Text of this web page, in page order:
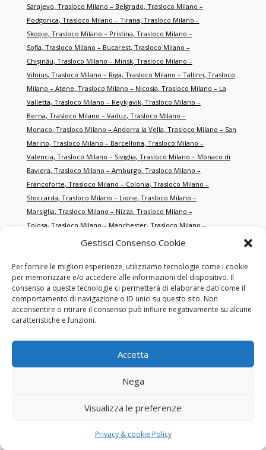
Gestisci Consenso Cookie
Per fornire le migliori esperienze, utilizziamo tecnologie come i cookie
per memorizzare e/o accedere alle informazioni del dispositivo. Il
consenso a queste tecnologie ci permetterà di elaborare dati come il
comportamento di navigazione o ID unici su questo sito. Non
acconsentire o ritirare il consenso può influire negativamente su alcune
caratteristiche e funzioni.
Accetta
Nega
Visualizza le preferenze
Privacy & cookie Policy
Sarajevo, Trasloco Milano – Belgrado, Trasloco Milano –
Podgorica, Trasloco Milano – Tirana, Trasloco Milano –
Skopje, Trasloco Milano – Pristina, Trasloco Milano –
Sofia, Trasloco Milano – Bucarest, Trasloco Milano –
Chişinău, Trasloco Milano – Minsk, Trasloco Milano –
Vilnius, Trasloco Milano – Riga, Trasloco Milano – Tallinn, Trasloco
Milano – Atene, Trasloco Milano – Nicosia, Trasloco Milano – La
Valletta, Trasloco Milano – Reykjavik, Trasloco Milano –
Berna, Trasloco Milano – Vaduz, Trasloco Milano –
Monaco, Trasloco Milano – Andorra la Vella, Trasloco Milano – San
Marino, Trasloco Milano – Barcellona, Trasloco Milano –
Valencia, Trasloco Milano – Siviglia, Trasloco Milano – Monaco di
Baviera, Trasloco Milano – Amburgo, Trasloco Milano –
Francoforte, Trasloco Milano – Colonia, Trasloco Milano –
Stoccarda, Trasloco Milano – Lione, Trasloco Milano –
Marsiglia, Trasloco Milano – Nizza, Trasloco Milano –
Tolosa, Trasloco Milano – Manchester, Trasloco Milano –
Trasloco Milano – Edimburgo,
Trasloco Milano –
Basilea ,Trasloco Milano – Rotterdam,Trasloco Milano –
Anversa,Trasloco Milano – Porto ,Trasloco Milano –
Cracovia,Trasloco Milano – Danzica ,Trasloco Milano –
Brno,Trasloco Milano – Salisburgo ,Trasloco Milano –
Graz,Trasloco Milano – Salonicco
Trasloco Milano – Los
Trasloco Milano – Sydney
Trasloco Milano – Tokyo ,
Trasloco Milano –